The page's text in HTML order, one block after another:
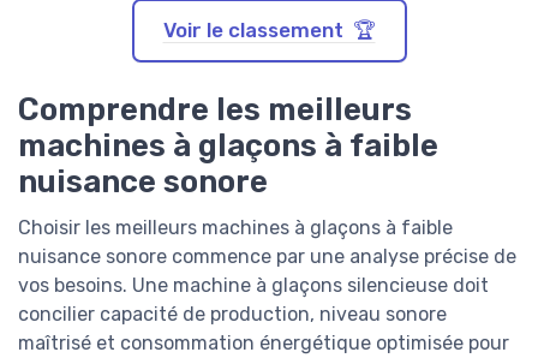
Voir le classement 🏆
Comprendre les meilleurs
machines à glaçons à faible
nuisance sonore
Choisir les meilleurs machines à glaçons à faible
nuisance sonore commence par une analyse précise de
vos besoins. Une machine à glaçons silencieuse doit
concilier capacité de production, niveau sonore
maîtrisé et consommation énergétique optimisée pour